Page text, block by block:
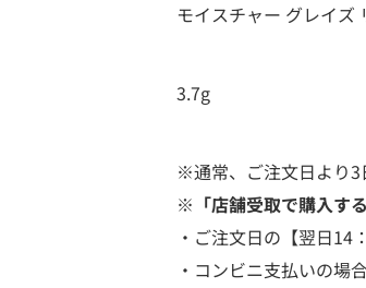
モイスチャー グレイズ
3.7g
※通常、ご注文日より3
※「店舗受取で購入す
・ご注文日の【翌日14
・コンビニ支払いの場